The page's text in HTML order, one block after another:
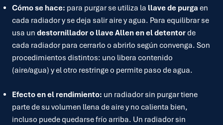
Cómo se hace: para purgar se utiliza la llave de purga en
cada radiador y se deja salir aire y agua. Para equilibrar se
usa un destornillador o llave Allen en el detentorde
cada radiador para cerrarlo o abrirlo según convenga. Son
procedimientos distintos: uno libera contenido
(aire/agua) y el otro restringe o permite paso de agua.
Efecto en el rendimiento: un radiador sin purgar tiene
parte de su volumen llena de aire y no calienta bien,
incluso puede quedarse frío arriba. Un radiador sin